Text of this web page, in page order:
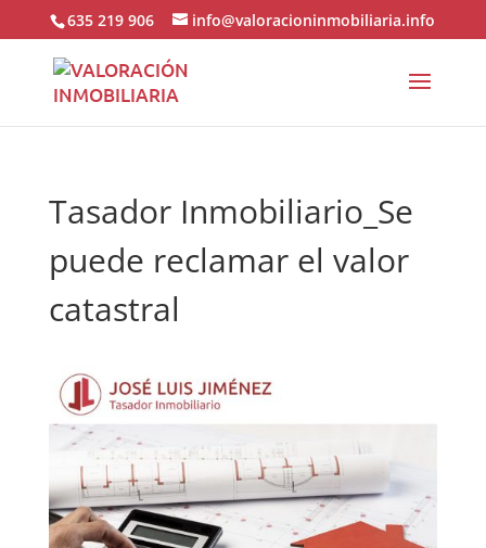
635 219 906 info@valoracioninmobiliaria.info
Tasador Inmobiliario_Se
puede reclamar el valor
catastral